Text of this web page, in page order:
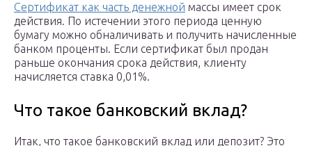
Сертификат как часть денежной массы имеет срок
действия. По истечении этого периода ценную
бумагу можно обналичивать и получить начисленные
банком проценты. Если сертификат был продан
раньше окончания срока действия, клиенту
начисляется ставка 0,01%.
Что такое банковский вклад?
Итак, что такое банковский вклад или депозит? Это